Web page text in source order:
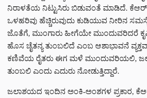
ನಿರಾಳತೆಯ ನಿಟ್ಟುಸಿರು ಬಿಡುವಂತೆ ಮಾಡಿದೆ.
ಒಳಹರಿವು ಹೆಚ್ಚಿರುವುದು ಕುಡಿಯುವ ನೀರಿನ ಸಮಸ್ಯೆ
ಜೊತೆಗೆ, ಮುಂಗಾರು ಹೀಗೆಯೇ ಮುಂದುವರಿದರೆ
ಹೊಸ ಚೈತನ್ಯ ತುಂಬಲಿದೆ ಎಂಬ ಆಶಾಭಾವನೆ
ಕಣಿವೆಯ ರೈತರು ಈಗ ಮಳೆ ಮುಂದುವರಿಯಲಿ,
ತುಂಬಲಿ ಎಂದು ಎದುರು ನೋಡುತ್ತಿದ್ದಾರೆ.
ಜಲಾಶಯದ ಇಂದಿನ ಅಂಕಿ-ಅಂಶಗಳ ಪ್ರಕಾರ,